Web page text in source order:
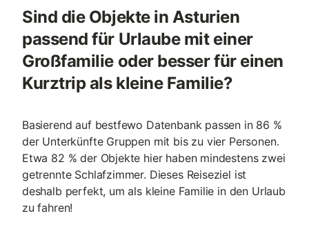
Sind die Objekte in Asturien
passend für Urlaube mit einer
Großfamilie oder besser für einen
Kurztrip als kleine Familie?
Basierend auf bestfewo Datenbank passen in 86 %
der Unterkünfte Gruppen mit bis zu vier Personen.
Etwa 82 % der Objekte hier haben mindestens zwei
getrennte Schlafzimmer. Dieses Reiseziel ist
deshalb perfekt, um als kleine Familie in den Urlaub
zu fahren!